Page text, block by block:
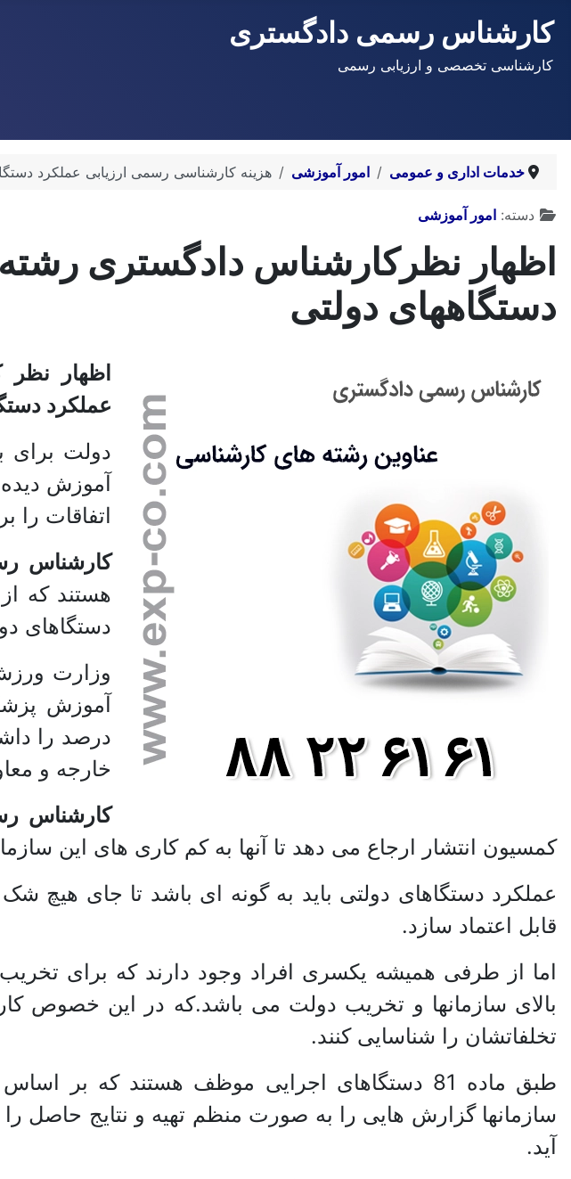
کارشناس رسمی دادگستری
کارشناسی تخصصی و ارزیابی رسمی
خدمات اداری و عمومی امور آموزشی هزینه کارشناسی رسمی ارزیابی عملکرد
توضیحات
دسته: امور آموزشی
اظهار نظرکارشناس دادگستری
دستگاههای دولتی
اظهار
عملکرد
دولت برای
آموزش
اتفاقات را
کارشناس
هستند که
دستگاهای
وزارت
آموزش
درصد را
خارجه و
کارشناس
کمسیون انتشار ارجاع می دهد تا آنها به کم کاری های این
عملکرد دستگاهای دولتی باید به گونه ای باشد تا جای هیچ
قابل اعتماد سازد.
اما از طرفی همیشه یکسری افراد وجود دارند که برای
بالای سازمانها و تخریب دولت می باشد.که در این خصوص
تخلفاتشان را شناسایی کنند.
طبق ماده 81 دستگاهای اجرایی موظف هستند که
سازمانها گزارش هایی را به صورت منظم تهیه و نتایج حاصل
آید.